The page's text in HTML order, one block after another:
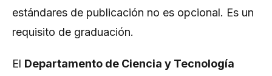
estándares de publicación no es opcional. Es un
requisito de graduación.
El Departamento de Ciencia y Tecnología